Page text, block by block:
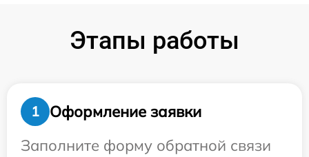
Этапы работы
1
Оформление заявки
Заполните форму обратной связи